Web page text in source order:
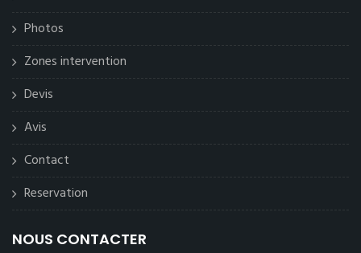
Photos
Zones intervention
Devis
Avis
Contact
Reservation
NOUS CONTACTER